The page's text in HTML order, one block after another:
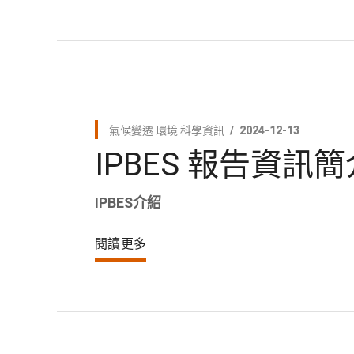
氣候變遷 環境 科學資訊 2024-12-13
IPBES 報告資訊
IPBES介紹
閱讀更多